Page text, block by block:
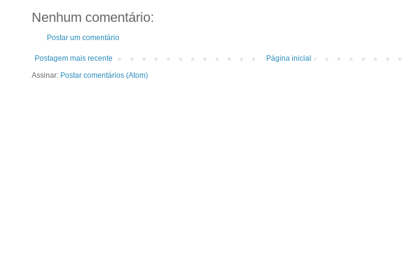
Nenhum comentário:
Postar um comentário
Postagem mais recente
Página inicial
Assinar: Postar comentários (Atom)